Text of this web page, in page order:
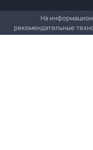
На
рекомендательные